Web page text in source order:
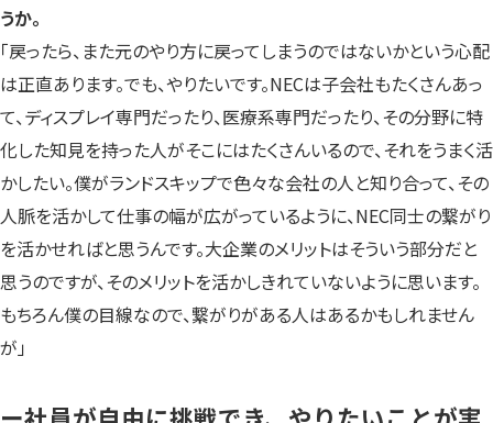
うか。
「戻ったら、また元のやり方に戻ってしまうのではないかという心配
は正直あります。でも、やりたいです。NECは子会社もたくさんあっ
て、ディスプレイ専門だったり、医療系専門だったり、その分野に特
化した知見を持った人がそこにはたくさんいるので、それをうまく活
かしたい。僕がランドスキップで色々な会社の人と知り合って、その
人脈を活かして仕事の幅が広がっているように、NEC同士の繋がり
を活かせればと思うんです。大企業のメリットはそういう部分だと
思うのですが、そのメリットを活かしきれていないように思います。
もちろん僕の目線なので、繋がりがある人はあるかもしれません
が」